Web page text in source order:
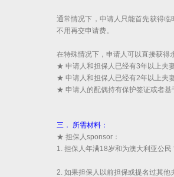
通常情况下，申请人只能首先获得
不用再交申请费。
在特殊情况下，申请人可以直接获得
★ 申请人和担保人已经有3年以上夫
★ 申请人和担保人已经有2年以上夫
★ 申请人的配偶持有保护签证或者基
三． 所需材料：
★ 担保人sponsor：
1. 担保人年满18岁和为澳大利亚公
2. 如果担保人以前担保或提名过其